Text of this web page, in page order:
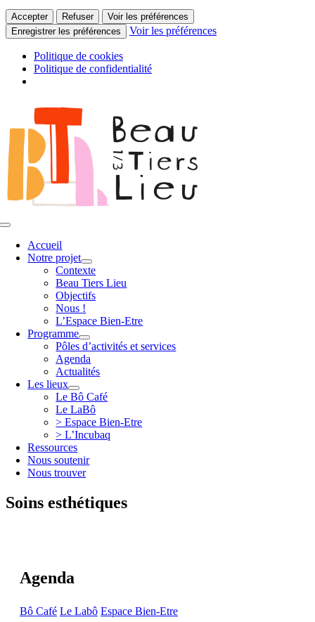
Accepter Refuser
Voir les préférences
Enregistrer les préférences
Voir les préférences
Politique de cookies
Politique de confidentialité
contenu
Toggle
NavigationAccueil
Notre projet
Contexte
Beau Tiers Lieu
Objectifs
Nous !
L’Espace Bien-Etre
Programme
Pôles d’activités et services
Agenda
Actualités
Les lieux
Le Bô Café
Le LaBô
> Espace Bien-Etre
> L’Incubaq
Ressources
Nous soutenir
Nous trouver
Soins esthétiques
Agenda
Bô Café Le Labô Espace Bien-Etre